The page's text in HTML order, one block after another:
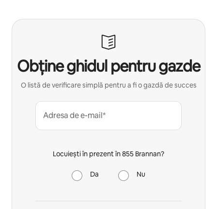
Obține ghidul pentru gazde
O listă de verificare simplă pentru a fi o gazdă de succes
Adresa de e-mail*
Locuiești în prezent în 855 Brannan?
Da Nu